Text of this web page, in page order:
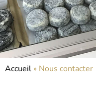
Accueil » Nous contacter